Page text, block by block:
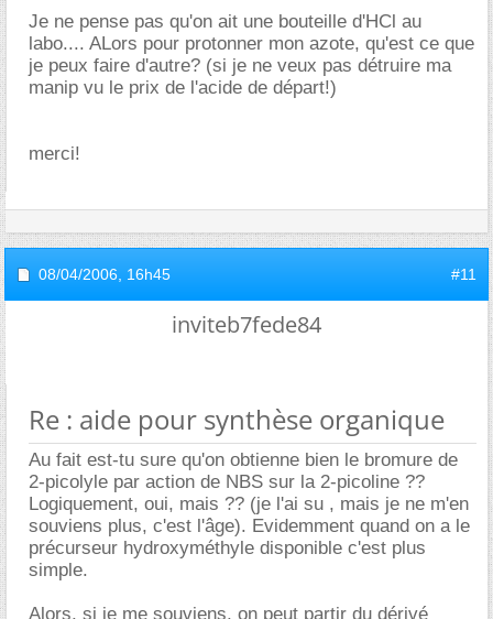
Je ne pense pas qu'on ait une bouteille d'HCl au
labo.... ALors pour protonner mon azote, qu'est ce que
je peux faire d'autre? (si je ne veux pas détruire ma
manip vu le prix de l'acide de départ!)
merci!
08/04/2006, 16h45 #11
inviteb7fede84
Re : aide pour synthèse organique
Au fait est-tu sure qu'on obtienne bien le bromure de
2-picolyle par action de NBS sur la 2-picoline ??
Logiquement, oui, mais ?? (je l'ai su , mais je ne m'en
souviens plus, c'est l'âge). Evidemment quand on a le
précurseur hydroxyméthyle disponible c'est plus
simple.
Alors, si je me souviens, on peut partir du dérivé